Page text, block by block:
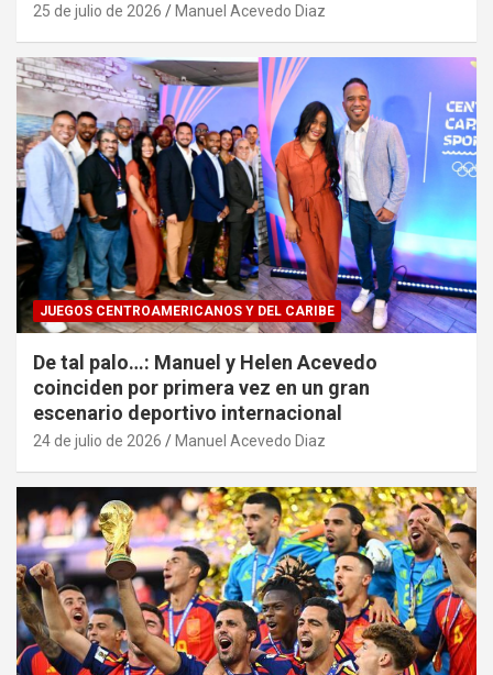
25 de julio de 2026 Manuel Acevedo Diaz
JUEGOS CENTROAMERICANOS Y DEL CARIBE
De tal palo…: Manuel y Helen Acevedo
coinciden por primera vez en un gran
escenario deportivo internacional
24 de julio de 2026 Manuel Acevedo Diaz